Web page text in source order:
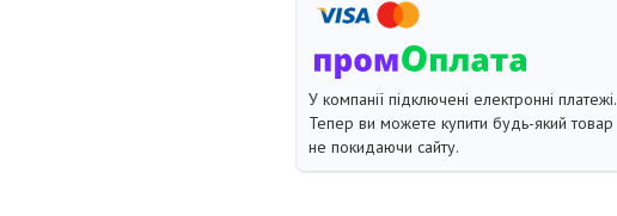
У компанії підключені електронні платежі.
Тепер ви можете купити будь-який товар
не покидаючи сайту.